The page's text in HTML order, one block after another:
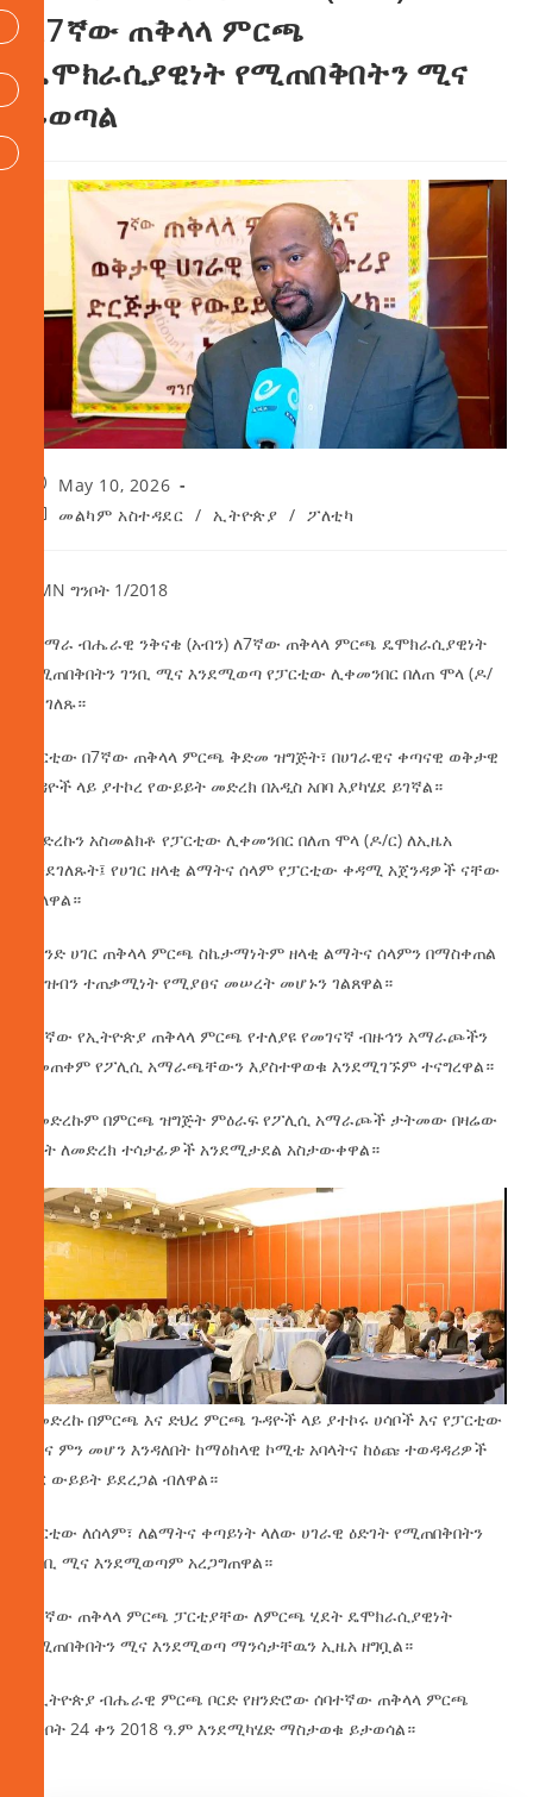
ለ7ኛው ጠቅላላ ምርጫ
ዴሞክራሲያዊነት የሚጠበቅበትን ሚና
ይወጣል
May 10, 2026
መልካም አስተዳደር / ኢትዮጵያ / ፖለቲካ
AMN ግንቦት 1/2018
የአማራ ብሔራዊ ንቅናቄ (አብን) ለ7ኛው ጠቅላላ ምርጫ ዴሞክራሲያዊነት
የሚጠበቅበትን ገንቢ ሚና እንደሚወጣ የፓርቲው ሊቀመንበር በለጠ ሞላ (ዶ/
ር) ገለጹ።
ፓርቲው በ7ኛው ጠቅላላ ምርጫ ቅድመ ዝግጅት፣ በሀገራዊና ቀጣናዊ ወቅታዊ
ጉዳዮች ላይ ያተኮረ የውይይት መድረክ በአዲስ አበባ እያካሄደ ይገኛል።
መድረኩን አስመልክቶ የፓርቲው ሊቀመንበር በለጠ ሞላ (ዶ/ር) ለኢዜአ
እንደገለጹት፤ የሀገር ዘላቂ ልማትና ሰላም የፓርቲው ቀዳሚ አጀንዳዎች ናቸው
ብለዋል።
የአንድ ሀገር ጠቅላላ ምርጫ ስኬታማነትም ዘላቂ ልማትና ሰላምን በማስቀጠል
የህዝብን ተጠቃሚነት የሚያፀና መሠረት መሆኑን ገልጸዋል።
በ7ኛው የኢትዮጵያ ጠቅላላ ምርጫ የተለያዩ የመገናኛ ብዙኅን አማራጮችን
በመጠቀም የፖሊሲ አማራጫቸውን እያስተዋወቁ እንደሚገኙም ተናግረዋል።
በመድረኩም በምርጫ ዝግጅት ምዕራፍ የፖሊሲ አማራጮች ታትመው በዛሬው
ዕለት ለመድረክ ተሳታፊዎች አንደሚታደል አስታውቀዋል።
በመድረኩ በምርጫ እና ድህረ ምርጫ ጉዳዮች ላይ ያተኮሩ ሀሳቦች እና የፓርቲው
ሚና ምን መሆን እንዳለበት ከማዕከላዊ ኮሚቴ አባላትና ከዕጩ ተወዳዳሪዎች
ጋር ውይይት ይደረጋል ብለዋል።
ፓርቲው ለሰላም፣ ለልማትና ቀጣይነት ላለው ሀገራዊ ዕድገት የሚጠበቅበትን
ገንቢ ሚና እንደሚወጣም አረጋግጠዋል።
በ7ኛው ጠቅላላ ምርጫ ፓርቲያቸው ለምርጫ ሂደት ዴሞክራሲያዊነት
የሚጠበቅበትን ሚና እንደሚወጣ ማንሳታቸዉን ኢዜአ ዘግቧል።
የኢትዮጵያ ብሔራዊ ምርጫ ቦርድ የዘንድሮው ሰባተኛው ጠቅላላ ምርጫ
ግንቦት 24 ቀን 2018 ዓ.ም እንደሚካሄድ ማስታወቁ ይታወሳል።